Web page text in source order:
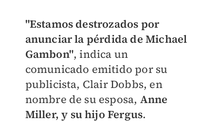
"Estamos destrozados por
anunciar la pérdida de Michael
Gambon", indica un
comunicado emitido por su
publicista, Clair Dobbs, en
nombre de su esposa, Anne
Miller, y su hijo Fergus.